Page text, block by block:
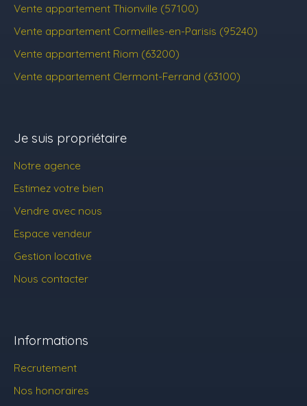
Vente appartement Thionville (57100)
Vente appartement Cormeilles-en-Parisis (95240)
Vente appartement Riom (63200)
Vente appartement Clermont-Ferrand (63100)
Je suis propriétaire
Notre agence
Estimez votre bien
Vendre avec nous
Espace vendeur
Gestion locative
Nous contacter
Informations
Recrutement
Nos honoraires